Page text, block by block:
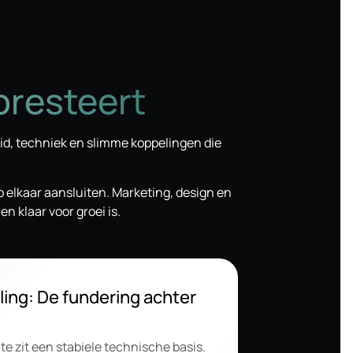
techniek en slimme koppelingen die
aansluiten. Marketing, design en
klaar voor groei is.
De fundering achter
zit een stabiele technische basis.